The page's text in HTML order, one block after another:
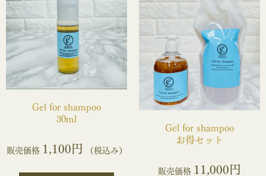
Gel for shampoo
30ml
販売価格 1,100円 （税込み）
Gel for shampoo
お得セット
販売価格 11,000円